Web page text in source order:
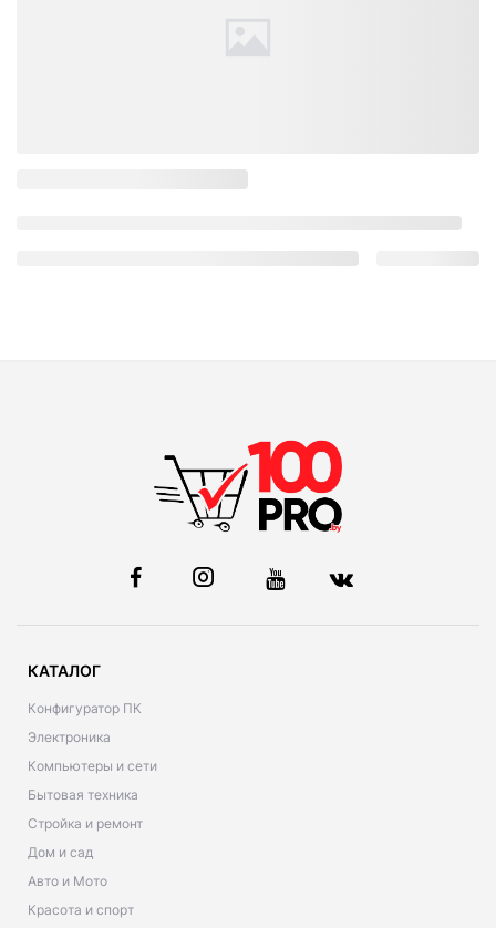
КАТАЛОГ
Конфигуратор ПК
Электроника
Компьютеры и сети
Бытовая техника
Стройка и ремонт
Дом и сад
Авто и Мото
Красота и спорт